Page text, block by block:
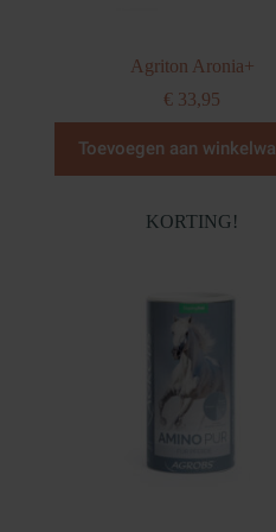
Agriton Aronia+
€ 33,95
Toevoegen aan
KORTING!